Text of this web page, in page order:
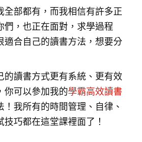
全部都有，而我相信有許多正
，也正在面對， 求學過程
適合自己的讀書方法，想要分
的讀書方式更有系統、更有效
你可以參加我的學霸高效讀書
我所有的時間管理、自律、
巧都在這堂課裡面了！